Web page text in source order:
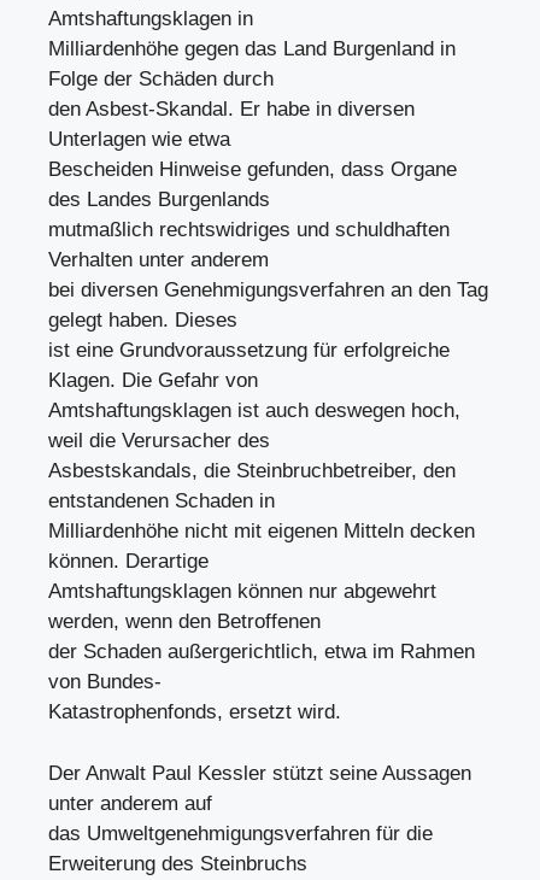
Amtshaftungsklagen in
Milliardenhöhe gegen das Land Burgenland in
Folge der Schäden durch
den Asbest-Skandal. Er habe in diversen
Unterlagen wie etwa
Bescheiden Hinweise gefunden, dass Organe
des Landes Burgenlands
mutmaßlich rechtswidriges und schuldhaften
Verhalten unter anderem
bei diversen Genehmigungsverfahren an den Tag
gelegt haben. Dieses
ist eine Grundvoraussetzung für erfolgreiche
Klagen. Die Gefahr von
Amtshaftungsklagen ist auch deswegen hoch,
weil die Verursacher des
Asbestskandals, die Steinbruchbetreiber, den
entstandenen Schaden in
Milliardenhöhe nicht mit eigenen Mitteln decken
können. Derartige
Amtshaftungsklagen können nur abgewehrt
werden, wenn den Betroffenen
der Schaden außergerichtlich, etwa im Rahmen
von Bundes-
Katastrophenfonds, ersetzt wird.
Der Anwalt Paul Kessler stützt seine Aussagen
unter anderem auf
das Umweltgenehmigungsverfahren für die
Erweiterung des Steinbruchs